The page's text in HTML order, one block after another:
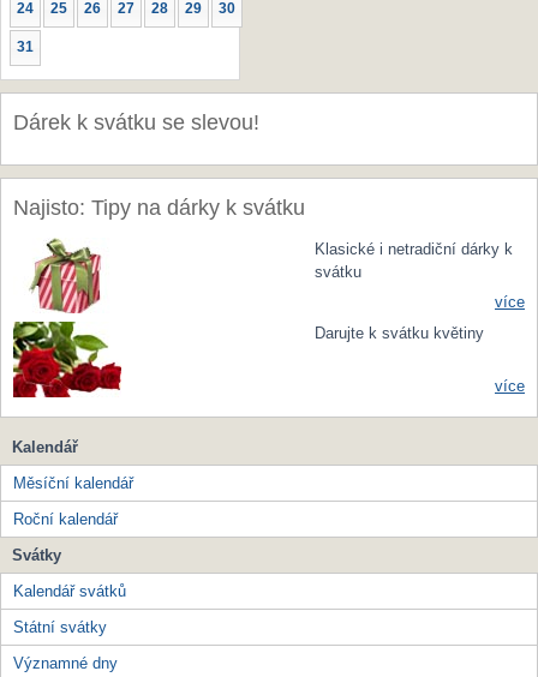
24 25 26 27 28 29 30
31
Dárek k svátku se slevou!
Najisto: Tipy na dárky k svátku
Klasické i netradiční dárky k
svátku
více
Darujte k svátku květiny
více
Kalendář
Měsíční kalendář
Roční kalendář
Svátky
Kalendář svátků
Státní svátky
Významné dny